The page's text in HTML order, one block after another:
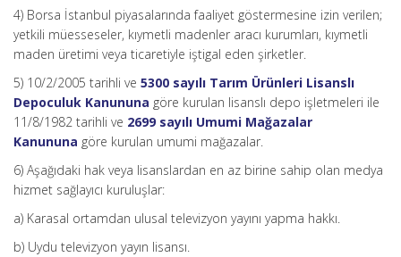
4) Borsa İstanbul piyasalarında faaliyet göstermesine izin verilen;
yetkili müesseseler, kıymetli madenler aracı kurumları, kıymetli
maden üretimi veya ticaretiyle iştigal eden şirketler.
5) 10/2/2005 tarihli ve 5300 sayılı Tarım Ürünleri Lisanslı
Depoculuk Kanununa göre kurulan lisanslı depo işletmeleri ile
11/8/1982 tarihli ve 2699 sayılı Umumi Mağazalar
Kanununa göre kurulan umumi mağazalar.
6) Aşağıdaki hak veya lisanslardan en az birine sahip olan medya
hizmet sağlayıcı kuruluşlar:
a) Karasal ortamdan ulusal televizyon yayını yapma hakkı.
b) Uydu televizyon yayın lisansı.